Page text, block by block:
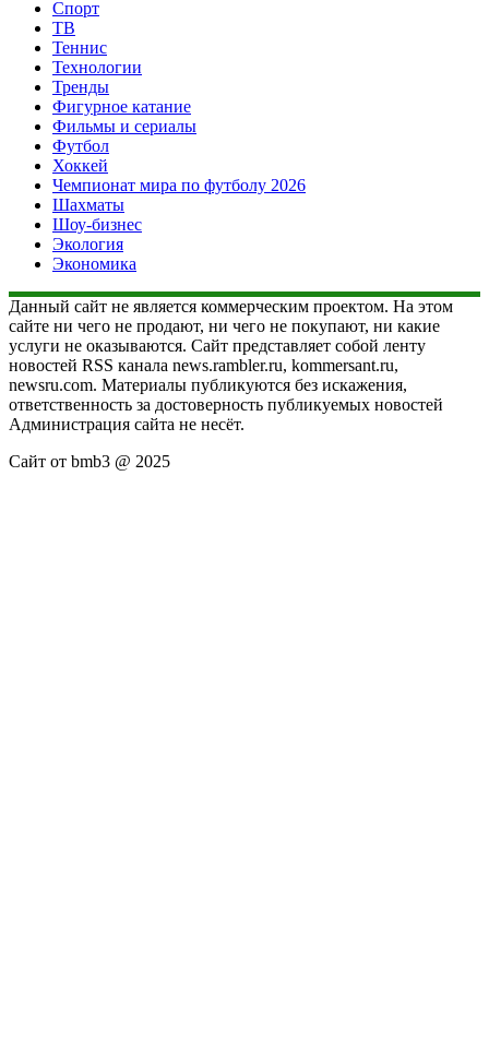
Спорт
ТВ
Теннис
Технологии
Тренды
Фигурное катание
Фильмы и сериалы
Футбол
Хоккей
Чемпионат мира по футболу 2026
Шахматы
Шоу-бизнес
Экология
Экономика
Данный сайт не является коммерческим проектом. На этом
сайте ни чего не продают, ни чего не покупают, ни какие
услуги не оказываются. Сайт представляет собой ленту
новостей RSS канала news.rambler.ru, kommersant.ru,
newsru.com. Материалы публикуются без искажения,
ответственность за достоверность публикуемых новостей
Администрация сайта не несёт.
Сайт от bmb3 @ 2025